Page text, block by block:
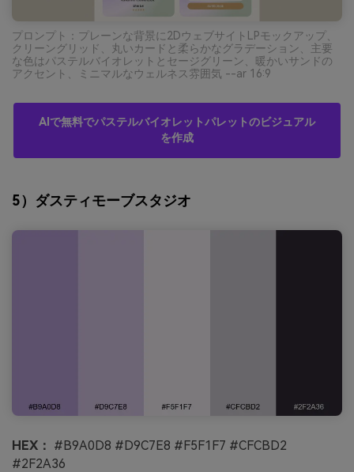
プロンプト：プレーンな背景に2DウェブサイトLPモックアップ、
クリーングリッド、丸いカードと柔らかなグラデーション、主要
な色はパステルバイオレットとセージグリーン、暖かいサンドの
アクセント、ミニマルなウェルネス雰囲気 --ar 16:9
AIで無料でパステルバイオレットパレットのビジュアル
を作成
5）ダスティモーブスタジオ
HEX： #B9A0D8 #D9C7E8 #F5F1F7 #CFCBD2
#2F2A36